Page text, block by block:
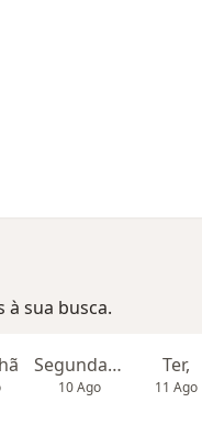
à sua busca.
Segunda-feira
10 Ago
Ter,
11 Ago